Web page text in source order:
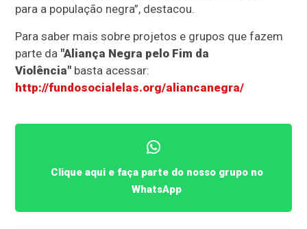
para a população negra”, destacou.
Para saber mais sobre projetos e grupos que fazem
parte da "Aliança Negra pelo Fim da
Violência" basta acessar:
http://fundosocialelas.org/aliancanegra/
Clique aqui e faça parte do nosso grupo no
WhatsApp